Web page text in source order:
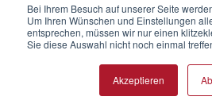
Bei Ihrem Besuch auf unserer Seite
Um Ihren Wünschen und Einstellungen
entsprechen, müssen wir nur einen
Sie diese Auswahl nicht noch einmal
Akzeptieren
gemacht und OFFIS-
Industrien und Institutionen auf
genutzt.
Zum anderen versteht sich
als Innovationsmotor, durch den